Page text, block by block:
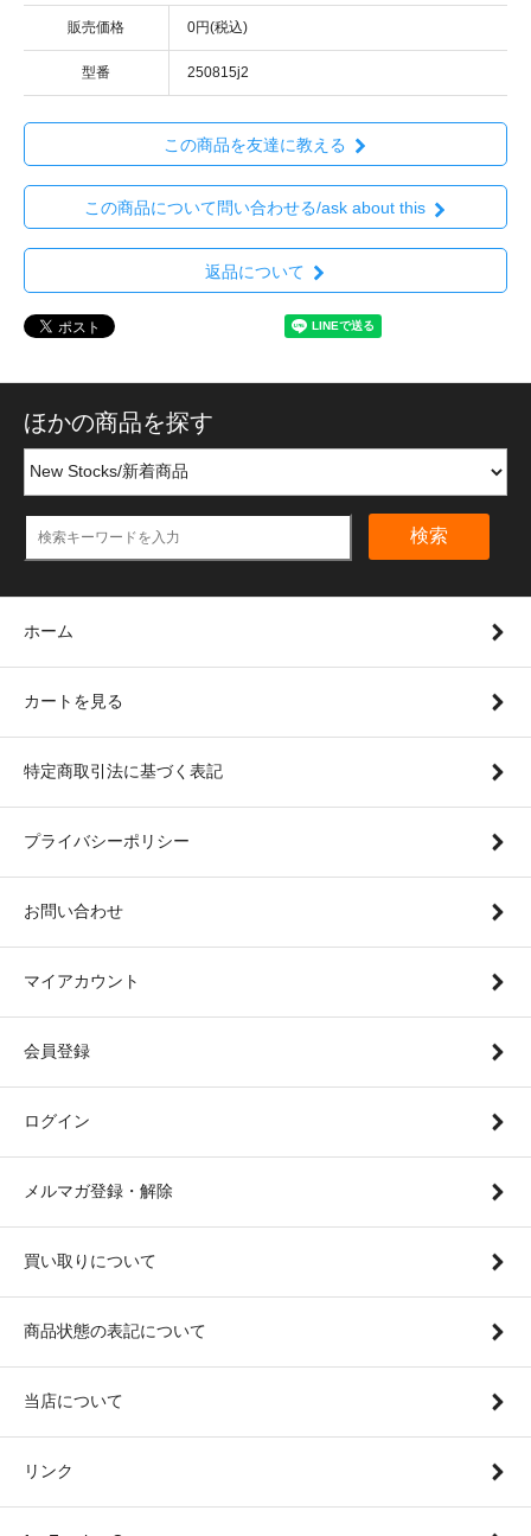
販売価格 0円(税込)
型番 250815j2
この商品を友達に教える
この商品について問い合わせる/ask about this
返品について
ほかの商品を探す
検索
ホーム
カートを見る
特定商取引法に基づく表記
プライバシーポリシー
お問い合わせ
マイアカウント
会員登録
ログイン
メルマガ登録・解除
買い取りについて
商品状態の表記について
当店について
リンク